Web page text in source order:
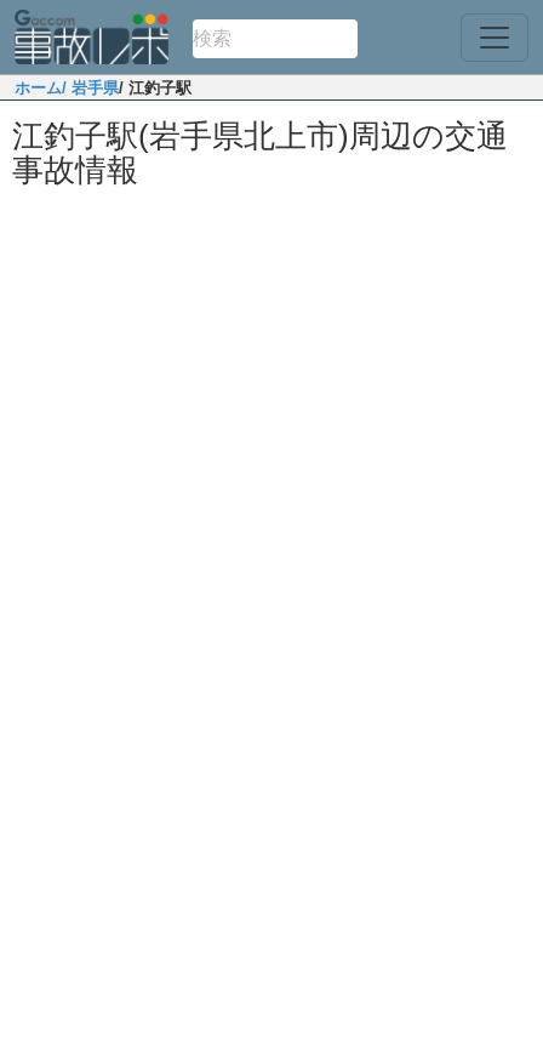
ホーム/ 岩手県/ 江釣子駅
江釣子駅(岩手県北上市)周辺の交通
事故情報